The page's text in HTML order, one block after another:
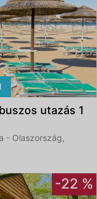
utazás 1
- Olaszország,
-22 %